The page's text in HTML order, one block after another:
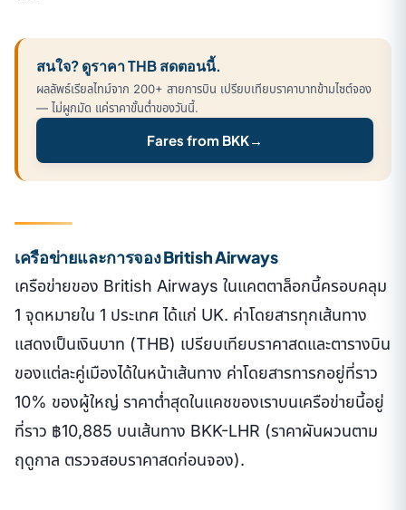
สนใจ? ดูราคา THB สดตอนนี้.
ผลลัพธ์เรียลไทม์จาก 200+ สายการบิน เปรียบเทียบราคาบาทข้ามไซต์จอง
— ไม่ผูกมัด แค่ราคาขั้นต่ำของวันนี้.
Fares from BKK→
เครือข่ายและการจอง British Airways
เครือข่ายของ British Airways ในแคตตาล็อกนี้ครอบคลุม
1 จุดหมายใน 1 ประเทศ ได้แก่ UK. ค่าโดยสารทุกเส้นทาง
แสดงเป็นเงินบาท (THB) เปรียบเทียบราคาสดและตารางบิน
ของแต่ละคู่เมืองได้ในหน้าเส้นทาง ค่าโดยสารทารกอยู่ที่ราว
10% ของผู้ใหญ่ ราคาต่ำสุดในแคชของเราบนเครือข่ายนี้อยู่
ที่ราว ฿10,885 บนเส้นทาง BKK-LHR (ราคาผันผวนตาม
ฤดูกาล ตรวจสอบราคาสดก่อนจอง).